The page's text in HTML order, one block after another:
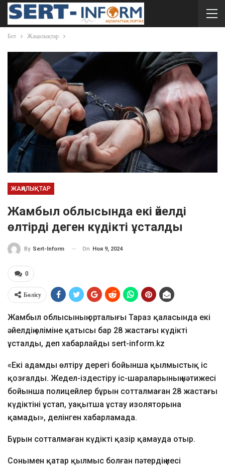
Бет Жаңалықтар
ЖАҢАЛЫҚТАР
Жамбыл облысында екі әйелді
өлтірді деген күдікті ұсталды
By Sert-Inform On Ноя 9, 2024
0
Бөлісу
Жамбыл облысының орталығы Тараз қаласында екі
әйелдің өліміне қатысы бар 28 жастағы күдікті
ұсталды, деп хабарлайды sert-inform.kz
«Екі адамды өлтіру дерегі бойынша қылмыстық іс
қозғалды. Жедел-іздестіру іс-шараларының нәтижесі
бойынша полицейлер бұрын сотталмаған 28 жастағы
күдіктіні ұстап, уақытша ұстау изоляторына
қамады», делінген хабарламада.
Бұрын сотталмаған күдікті қазір қамауда отыр.
Сонымен қатар қылмыс болған пәтердің иесі